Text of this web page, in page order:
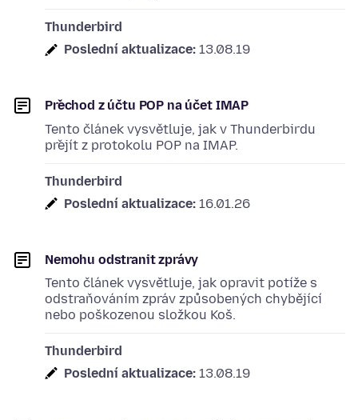
Thunderbird
Poslední aktualizace: 13.08.19
Přechod z účtu POP na účet IMAP
Tento článek vysvětluje, jak v Thunderbirdu
přejít z protokolu POP na IMAP.
Thunderbird
Poslední aktualizace: 16.01.26
Nemohu odstranit zprávy
Tento článek vysvětluje, jak opravit potíže s
odstraňováním zpráv způsobených chybějící
nebo poškozenou složkou Koš.
Thunderbird
Poslední aktualizace: 13.08.19